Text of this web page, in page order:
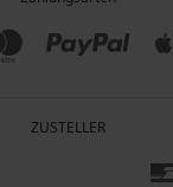
ZUSTELLER